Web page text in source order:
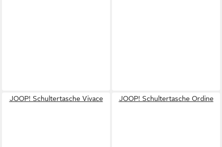
JOOP! Schultertasche Vivace JOOP! Schultertasche Ordine